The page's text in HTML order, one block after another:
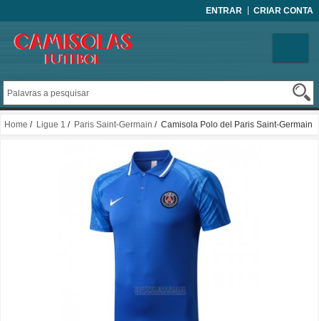
ENTRAR CRIAR CONTA
Home / Ligue 1 / Paris Saint-Germain / Camisola Polo del Paris Saint-Germain